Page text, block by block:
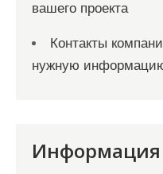
вашего проекта
Контакты
нужную
Информация